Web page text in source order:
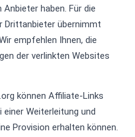
haben. Für die
Drittanbieter übernimmt
empfehlen Ihnen, die
der verlinkten Websites
können Affiliate-Links
einer Weiterleitung und
Provision erhalten können.